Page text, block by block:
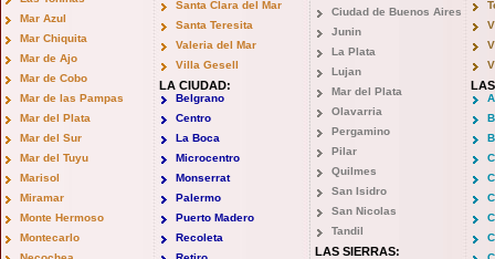
Mar Azul
Mar Chiquita
Mar de Ajo
Mar de Cobo
Mar de las Pampas
Mar del Plata
Mar del Sur
Mar del Tuyu
Marisol
Miramar
Monte Hermoso
Montecarlo
Santa Clara del Mar
Santa Teresita
Valeria del Mar
Villa Gesell
LA CIUDAD:
Belgrano
Centro
La Boca
Microcentro
Monserrat
Palermo
Puerto Madero
Recoleta
Ciudad de Buenos Aires
Junin
La Plata
Lujan
Mar del Plata
Olavarria
Pergamino
Pilar
Quilmes
San Isidro
San Nicolas
Tandil
LAS SIERRAS: